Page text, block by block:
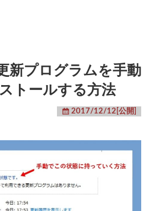
新プログラムを手動
トールする方法
2017/12/12[公開]